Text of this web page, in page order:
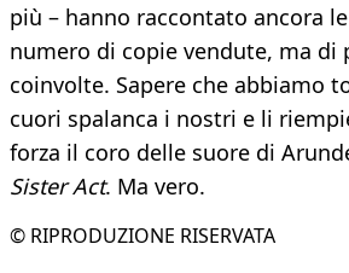
più – hanno raccontato ancora
numero di copie vendute, ma di
coinvolte. Sapere che abbiamo
cuori spalanca i nostri e li
forza il coro delle suore di
Sister Act. Ma vero.
© RIPRODUZIONE RISERVATA